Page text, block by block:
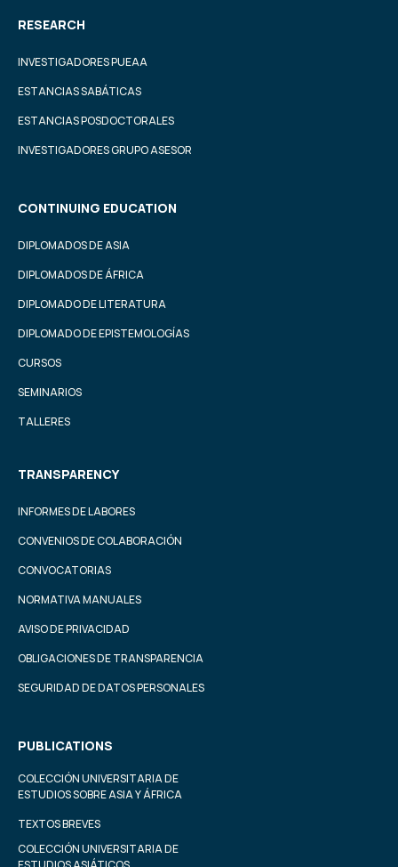
RESEARCH
INVESTIGADORES PUEAA
ESTANCIAS SABÁTICAS
ESTANCIAS POSDOCTORALES
INVESTIGADORES GRUPO ASESOR
CONTINUING EDUCATION
DIPLOMADOS DE ASIA
DIPLOMADOS DE ÁFRICA
DIPLOMADO DE LITERATURA
DIPLOMADO DE EPISTEMOLOGÍAS
CURSOS
SEMINARIOS
TALLERES
TRANSPARENCY
INFORMES DE LABORES
CONVENIOS DE COLABORACIÓN
CONVOCATORIAS
NORMATIVA MANUALES
AVISO DE PRIVACIDAD
OBLIGACIONES DE TRANSPARENCIA
SEGURIDAD DE DATOS PERSONALES
PUBLICATIONS
COLECCIÓN UNIVERSITARIA DE
ESTUDIOS SOBRE ASIA Y ÁFRICA
TEXTOS BREVES
COLECCIÓN UNIVERSITARIA DE